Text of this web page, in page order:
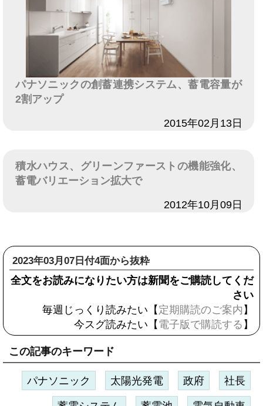
パナソニックの創蓄連携システム、蓄電容量が
2割アップ
2015年02月13日
積水ハウス、グリーンファーストの機能強化、
蓄電バリエーション拡大で
2012年10月09日
2023年03月07日付4面から抜粋
全文をお読みになりたい方は新聞をご購読してくだ
さい
毎週じっくり読みたい【 定期購読のご案内 】
今スグ読みたい【 電子版で購読する 】
この記事のキーワード
パナソニック 太陽光発電 政府 社長